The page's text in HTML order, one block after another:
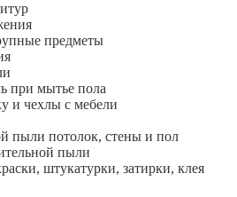
предметы
при мытье пола
и чехлы с мебели
пыли потолок, стены и пол
пыли
штукатурки, затирки, клея